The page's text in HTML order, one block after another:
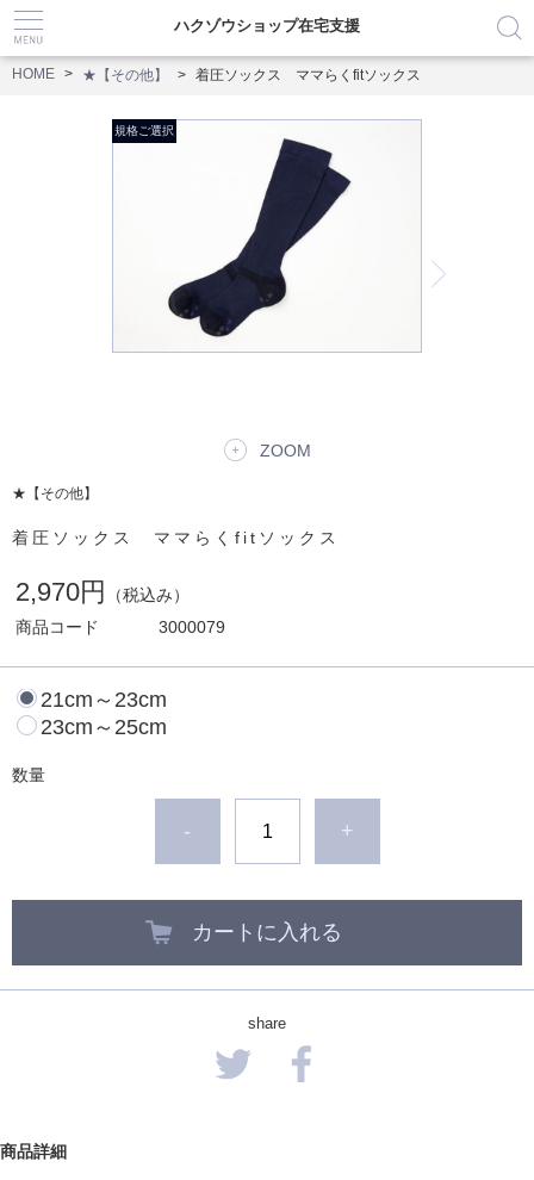
ハクゾウショップ在宅支援
HOME ★【その他】 着圧ソックス ママらくfitソックス
ZOOM
★【その他】
着圧ソックス ママらくfitソックス
2,970円
（税込み）
商品コード
3000079
21cm～23cm
23cm～25cm
数量
- +
カートに入れる
share
商品詳細